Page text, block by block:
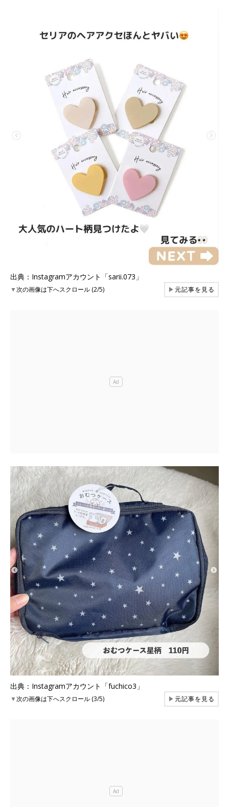
出典：Instagramアカウント「sarii.073」
▼次の画像は下へスクロール (2/5) ▶元記事を見る
出典：Instagramアカウント「fuchico3」
▼次の画像は下へスクロール (3/5) ▶元記事を見る